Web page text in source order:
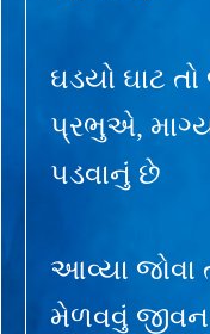
ઘડયો ઘાટ
પ્રભુએ,
પડવાનું છે
આવ્યા જોવા
મેળવવું